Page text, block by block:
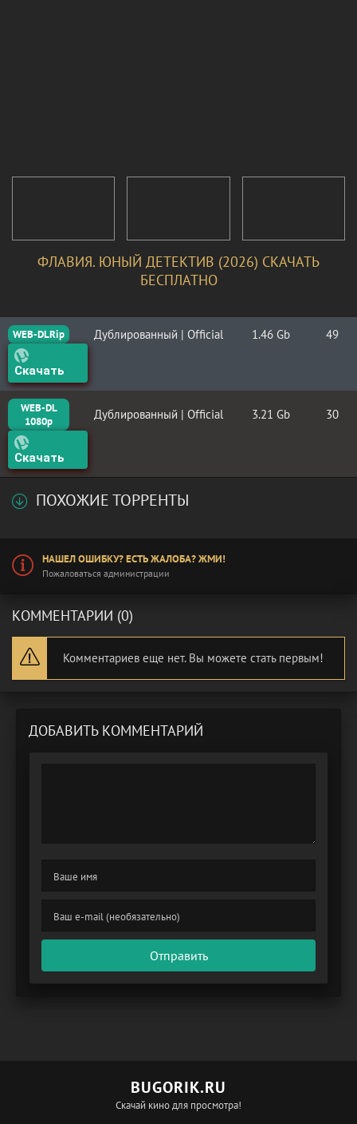
ФЛАВИЯ. ЮНЫЙ ДЕТЕКТИВ (2026) СКАЧАТЬ
БЕСПЛАТНО
WEB-DLRip Дублированный | Official 1.46 Gb 49
Скачать
WEB-DL
1080p
Дублированный | Official 3.21 Gb 30
Скачать
ПОХОЖИЕ ТОРРЕНТЫ
НАШЕЛ ОШИБКУ? ЕСТЬ ЖАЛОБА? ЖМИ!
Пожаловаться администрации
КОММЕНТАРИИ (0)
Комментариев еще нет. Вы можете стать первым!
ДОБАВИТЬ КОММЕНТАРИЙ
Отправить
BUGORIK.RU
Скачай кино для просмотра!